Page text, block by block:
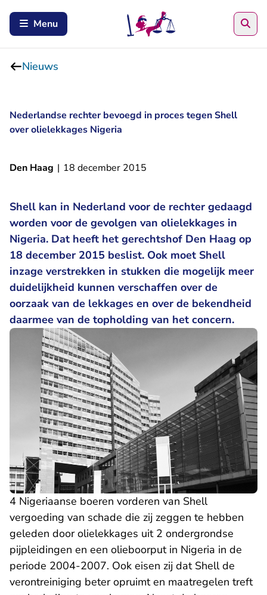
Menu
Nieuws
Nederlandse rechter bevoegd in proces tegen Shell
over olielekkages Nigeria
Den Haag | 18 december 2015
Shell kan in Nederland voor de rechter gedaagd
worden voor de gevolgen van olielekkages in
Nigeria. Dat heeft het gerechtshof Den Haag op
18 december 2015 beslist. Ook moet Shell
inzage verstrekken in stukken die mogelijk meer
duidelijkheid kunnen verschaffen over de
oorzaak van de lekkages en over de bekendheid
daarmee van de topholding van het concern.
4 Nigeriaanse boeren vorderen van Shell
vergoeding van schade die zij zeggen te hebben
geleden door olielekkages uit 2 ondergrondse
pijpleidingen en een olieboorput in Nigeria in de
periode 2004-2007. Ook eisen zij dat Shell de
verontreiniging beter opruimt en maatregelen treft